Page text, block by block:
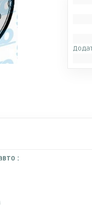
: